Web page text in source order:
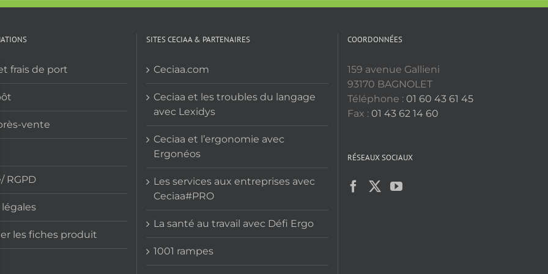
a
options
peuvent
choisies
sur
la
du
a
variations.
peuvent
être
sur
la
du
produit
a
options
peuvent
être
choisies
frais de port
vente
RGPD
légales
les fiches produit
SITES CECIAA & PARTENAIRES
Ceciaa.com
Ceciaa et les troubles du langage
avec Lexidys
Ceciaa et l’ergonomie avec
Ergonéos
Les services aux entreprises avec
Ceciaa#PRO
La santé au travail avec Défi Ergo
1001 rampes
COORDONNÉES
159 avenue Gallieni
93170 BAGNOLET
Téléphone : 01 60 43 61 45
Fax : 01 43 62 14 60
RÉSEAUX SOCIAUX